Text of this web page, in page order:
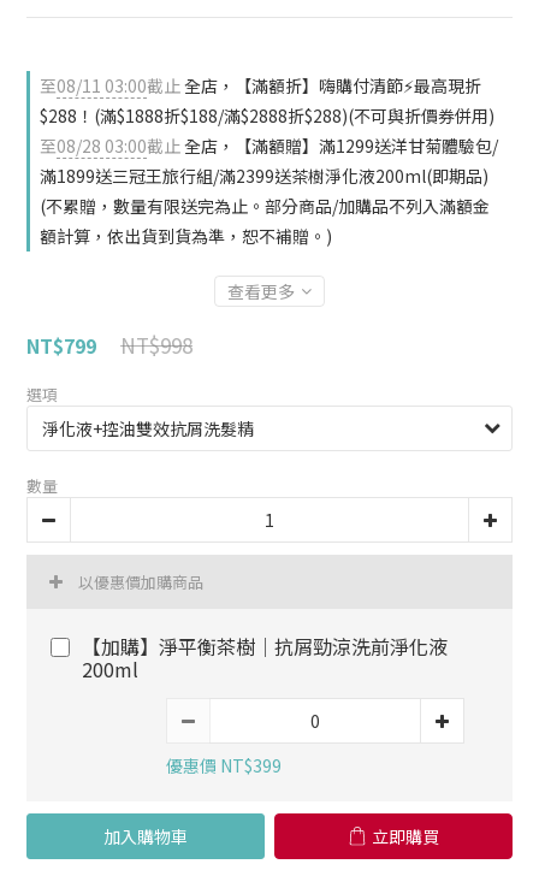
至08/11 03:00截止全店，【滿額折】嗨購付清節⚡最高現折
$288！(滿$1888折$188/滿$2888折$288)(不可與折價券併用)
至08/28 03:00截止全店，【滿額贈】滿1299送洋甘菊體驗包/
滿1899送三冠王旅行組/滿2399送茶樹淨化液200ml(即期品)
(不累贈，數量有限送完為止。部分商品/加購品不列入滿額金
額計算，依出貨到貨為準，恕不補贈。)
查看更多
NT$799 NT$998
選項
數量
以優惠價加購商品
【加購】淨平衡茶樹│抗屑勁涼洗前淨化液
200ml
優惠價 NT$399
加入購物車 立即購買